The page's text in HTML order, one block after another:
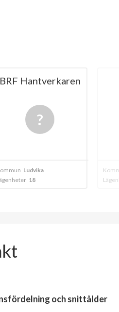
BRF Hantverkaren
Ludvika
18
och snittålder